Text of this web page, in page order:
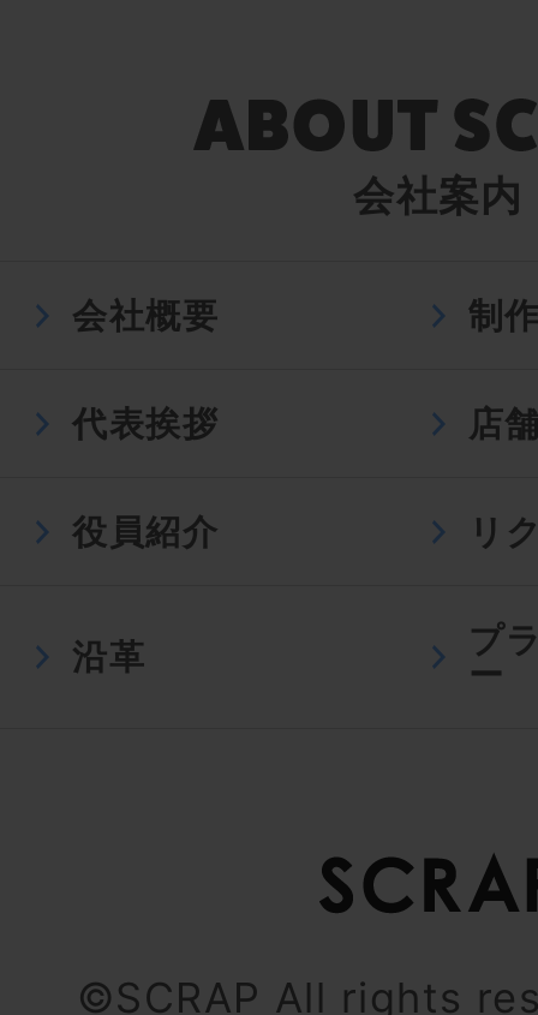
会社案内
会社概要 制
代表挨拶 店
役員紹介 リ
沿革
プ
ー
©SCRAP All rights